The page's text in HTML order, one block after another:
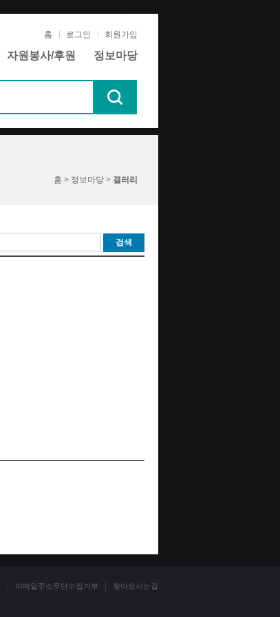
홈 로그인 회원가입
자원봉사/후원 정보마당
홈 > 정보마당 > 갤러리
검색
이메일주소무단수집거부 찾아오시는길